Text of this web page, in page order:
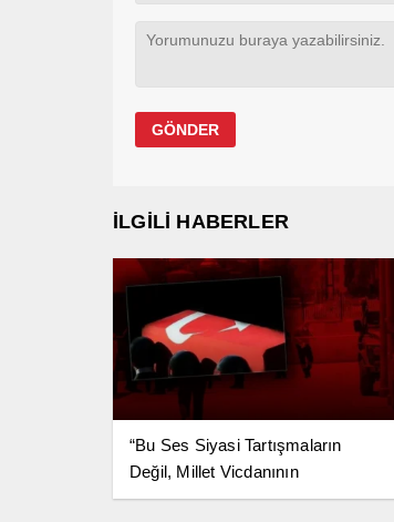
İLGİLİ HABERLER
“Bu Ses Siyasi Tartışmaların
Değil, Millet Vicdanının
Konusudur”